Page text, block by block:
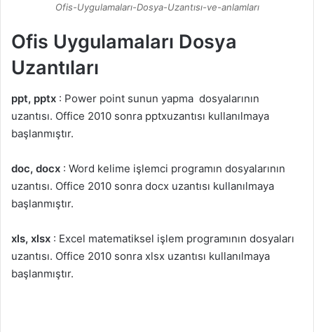
Ofis-Uygulamaları-Dosya-Uzantısı-ve-anlamları
Ofis Uygulamaları Dosya
Uzantıları
ppt, pptx : Power point sunun yapma dosyalarının
uzantısı. Office 2010 sonra pptxuzantısı kullanılmaya
başlanmıştır.
doc, docx : Word kelime işlemci programın dosyalarının
uzantısı. Office 2010 sonra docx uzantısı kullanılmaya
başlanmıştır.
xls, xlsx : Excel matematiksel işlem programının dosyaları
uzantısı. Office 2010 sonra xlsx uzantısı kullanılmaya
başlanmıştır.